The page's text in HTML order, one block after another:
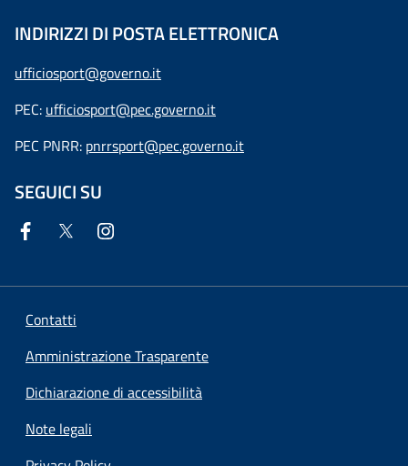
INDIRIZZI DI POSTA ELETTRONICA
ufficiosport@governo.it
PEC: ufficiosport@pec.governo.it
PEC PNRR: pnrrsport@pec.governo.it
SEGUICI SU
Contatti
Amministrazione Trasparente
Dichiarazione di accessibilità
Note legali